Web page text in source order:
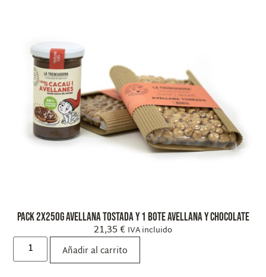
Pack 2x250g Avellana Tostada y 1 Bote Avellana y chocolate
21,35€ IVA incluido
Añadir al carrito